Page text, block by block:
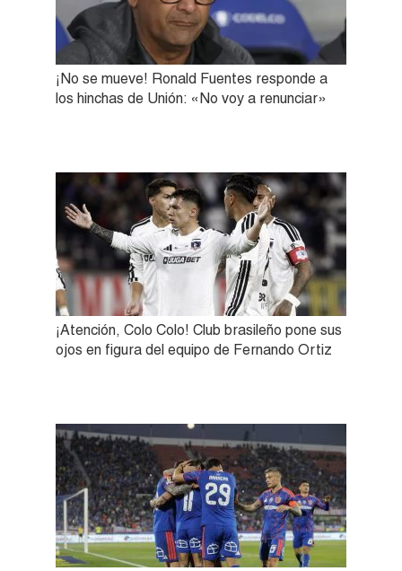
¡No se mueve! Ronald Fuentes responde a
los hinchas de Unión: «No voy a renunciar»
¡Atención, Colo Colo! Club brasileño pone sus
ojos en figura del equipo de Fernando Ortiz